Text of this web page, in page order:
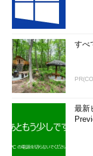
ドは不要である。RDP 7.1
ィア・データなどのビッ
に適した新しい通信プロ
GPUで圧縮するか、ハー
使って圧縮する。
ドを載せ、その
マシンから1つの
すべ
最新